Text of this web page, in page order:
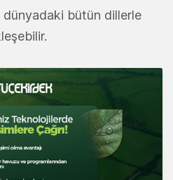
bütün dillerle